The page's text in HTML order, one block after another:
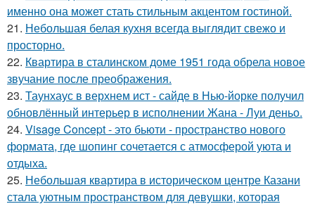
именно она может стать стильным акцентом гостиной.
21. Небольшая белая кухня всегда выглядит свежо и
просторно.
22. Квартира в сталинском доме 1951 года обрела новое
звучание после преображения.
23. Таунхаус в верхнем ист - сайде в Нью-йорке получил
обновлённый интерьер в исполнении Жана - Луи деньо.
24. Visage Concept - это бьюти - пространство нового
формата, где шопинг сочетается с атмосферой уюта и
отдыха.
25. Небольшая квартира в историческом центре Казани
стала уютным пространством для девушки, которая